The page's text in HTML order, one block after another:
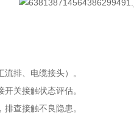
排、电缆接头）。
关接触状态评估。
查接触不良隐患。